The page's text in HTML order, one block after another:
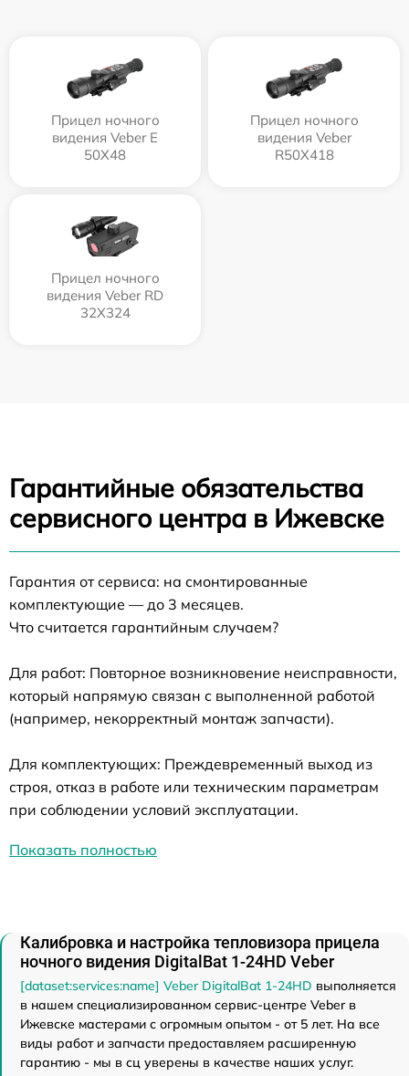
Прицел ночного
видения Veber E
50X48
Прицел ночного
видения Veber
R50X418
Прицел ночного
видения Veber RD
32X324
Гарантийные обязательства
сервисного центра в Ижевске
Гарантия от сервиса: на смонтированные
комплектующие — до 3 месяцев.
Что считается гарантийным случаем?
Для работ: Повторное возникновение неисправности,
который напрямую связан с выполненной работой
(например, некорректный монтаж запчасти).
Для комплектующих: Преждевременный выход из
строя, отказ в работе или техническим параметрам
при соблюдении условий эксплуатации.
Показать полностью
Калибровка и настройка тепловизора прицела
ночного видения DigitalBat 1-24HD Veber
[dataset:services:name] Veber DigitalBat 1-24HD выполняется
в нашем специализированном сервис-центре Veber в
Ижевске мастерами с огромным опытом - от 5 лет. На все
виды работ и запчасти предоставляем расширенную
гарантию - мы в сц уверены в качестве наших услуг.